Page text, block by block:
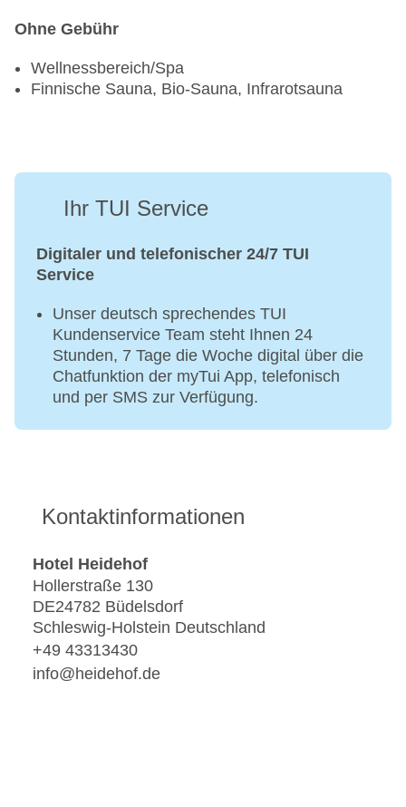
Ohne Gebühr
Wellnessbereich/Spa
Finnische Sauna, Bio-Sauna, Infrarotsauna
Ihr TUI Service
Digitaler und telefonischer 24/7 TUI
Service
Unser deutsch sprechendes TUI
Kundenservice Team steht Ihnen 24
Stunden, 7 Tage die Woche digital über die
Chatfunktion der myTui App, telefonisch
und per SMS zur Verfügung.
Kontaktinformationen
Hotel Heidehof
Hollerstraße 130
DE24782 Büdelsdorf
Schleswig-Holstein Deutschland
+49 43313430
info@heidehof.de